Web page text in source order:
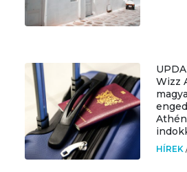
Wizz
HÍREK